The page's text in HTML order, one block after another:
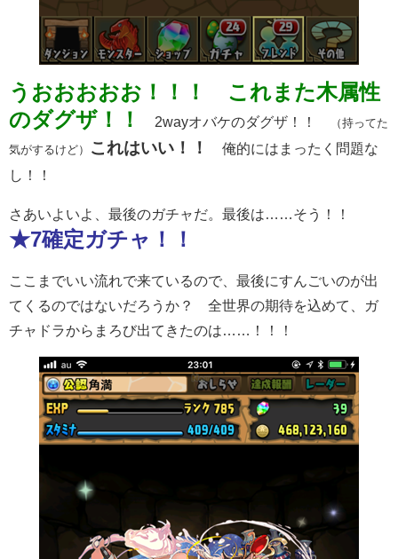
うおおおおお！！！ これまた木属性
のダグザ！！
2wayオバケのダグザ！！ （持ってた
気がするけど） これはいい！！
俺的にはまったく問題な
し！！
さあいよいよ、最後のガチャだ。最後は……そう！！
★7確定ガチャ！！
ここまでいい流れで来ているので、最後にすんごいのが出
てくるのではないだろうか？ 全世界の期待を込めて、ガ
チャドラからまろび出てきたのは……！！！